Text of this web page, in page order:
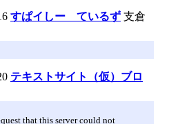
すぱイしー ているず 支倉
テキストサイト（仮）ブロ
that this server could not